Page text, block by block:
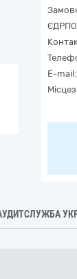
E-mail: